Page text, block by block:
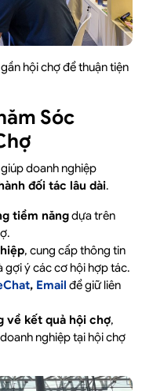
hội chợ để thuận tiện
Sóc
doanh nghiệp
đối tác lâu dài.
tiềm năngdựa trên
, cung cấp thông tin
gợi ý các cơ hội hợp tác.
, Email để giữ liên
về kết quả hội chợ,
nghiệp tại hội chợ